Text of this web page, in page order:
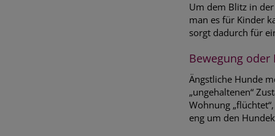
Um dem Blitz in
man es für Kinder
sorgt dadurch für
Bewegung oder
Ängstliche Hunde
„ungehaltenen“
Wohnung
eng um den